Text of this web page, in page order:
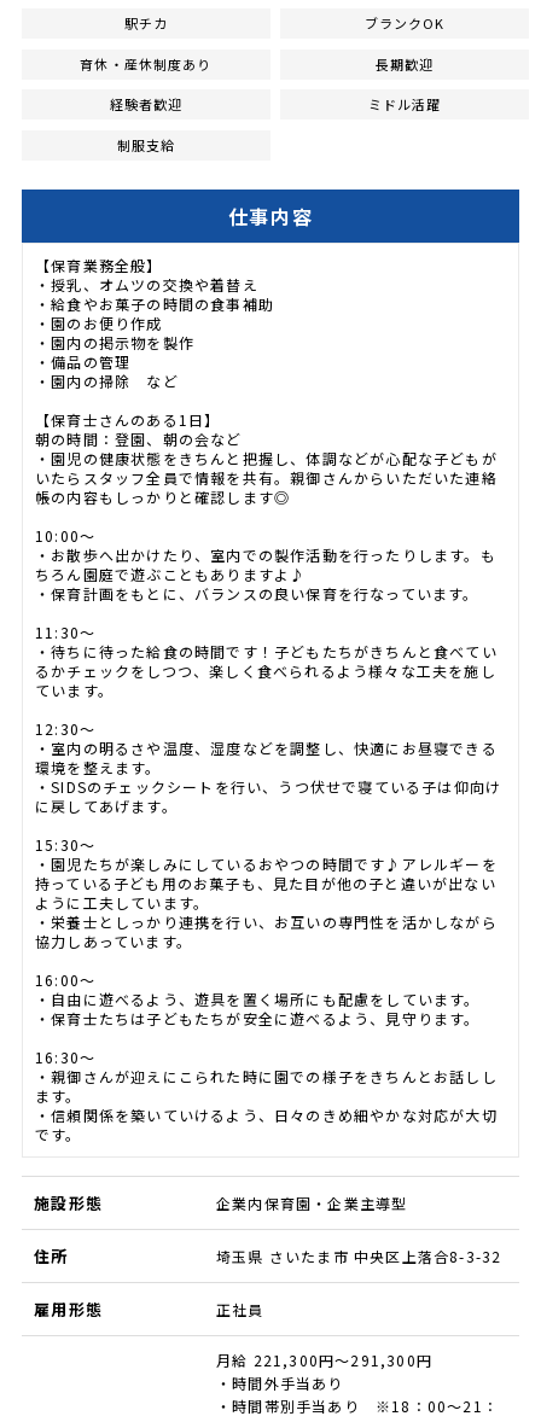
駅チカ ブランクOK
育休・産休制度あり 長期歓迎
経験者歓迎 ミドル活躍
制服支給
仕事内容
【保育業務全般】
・授乳、オムツの交換や着替え
・給食やお菓子の時間の食事補助
・園のお便り作成
・園内の掲示物を製作
・備品の管理
・園内の掃除 など
【保育士さんのある1日】
朝の時間：登園、朝の会など
・園児の健康状態をきちんと把握し、体調などが心配な子どもが
いたらスタッフ全員で情報を共有。親御さんからいただいた連絡
帳の内容もしっかりと確認します◎
10:00～
・お散歩へ出かけたり、室内での製作活動を行ったりします。も
ちろん園庭で遊ぶこともありますよ♪
・保育計画をもとに、バランスの良い保育を行なっています。
11:30～
・待ちに待った給食の時間です！子どもたちがきちんと食べてい
るかチェックをしつつ、楽しく食べられるよう様々な工夫を施し
ています。
12:30～
・室内の明るさや温度、湿度などを調整し、快適にお昼寝できる
環境を整えます。
・SIDSのチェックシートを行い、うつ伏せで寝ている子は仰向け
に戻してあげます。
15:30～
・園児たちが楽しみにしているおやつの時間です♪アレルギーを
持っている子ども用のお菓子も、見た目が他の子と違いが出ない
ように工夫しています。
・栄養士としっかり連携を行い、お互いの専門性を活かしながら
協力しあっています。
16:00～
・自由に遊べるよう、遊具を置く場所にも配慮をしています。
・保育士たちは子どもたちが安全に遊べるよう、見守ります。
16:30～
・親御さんが迎えにこられた時に園での様子をきちんとお話しし
ます。
・信頼関係を築いていけるよう、日々のきめ細やかな対応が大切
です。
施設形態 企業内保育園・企業主導型
住所 埼玉県 さいたま市 中央区上落合8-3-32
雇用形態 正社員
月給 221,300円～291,300円
・時間外手当あり
・時間帯別手当あり ※18：00～21：